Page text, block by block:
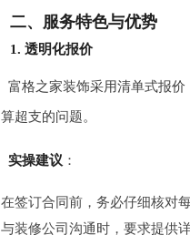
二、服务特色与优势
1. 透明化报价
富格之家装饰采用清单式报
算超支的问题。
实操建议 ：
在签订合同前，务必仔细核对
与装修公司沟通时，要求提供